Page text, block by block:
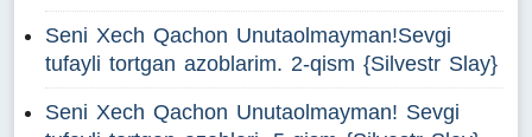
Seni Xech Qachon Unutaolmayman!Sevgi
tufayli tortgan azoblarim. 2-qism {Silvestr Slay}
Seni Xech Qachon Unutaolmayman! Sevgi